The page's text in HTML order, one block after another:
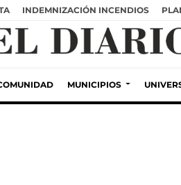
INDEMNIZACIÓN INCENDIOS
MUNICIPIOS